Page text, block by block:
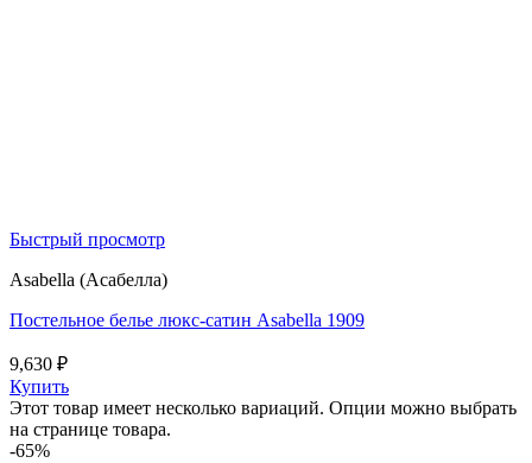
Быстрый просмотр
Asabella (Асабелла)
Постельное белье люкс-сатин Asabella 1909
9,630 ₽
Купить
Этот товар имеет несколько вариаций. Опции можно выбрать
на странице товара.
-65%